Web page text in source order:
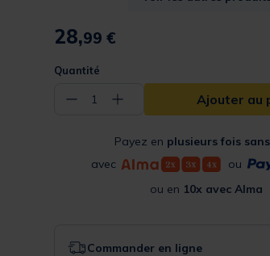
white
green
28,99 €
Quantité
− 1 + Ajouter au
Payez en plusieurs fois
avec
ou
ou en 10x avec Alma
Commander en ligne